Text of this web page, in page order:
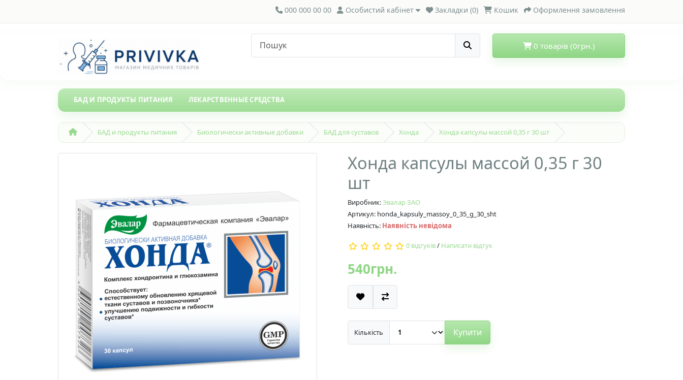
000 000 00 00 Особистий кабінет Закладки (0) Кошик Оформлення замовлення
0 товарів (0грн.)
БАД И ПРОДУКТЫ ПИТАНИЯ ЛЕКАРСТВЕННЫЕ СРЕДСТВА
БАД и продукты питания Биологически активные добавки БАД для суставов Хонда Хонда капсулы массой 0,35 г 30 шт
Хонда капсулы массой 0,35 г 30
шт
Виробник:Эвалар ЗАО
Артикул: honda_kapsuly_massoy_0_35_g_30_sht
Наявність: Наявність невідома
0 відгуків/ Написати відгук
540грн.
Кількість Купити